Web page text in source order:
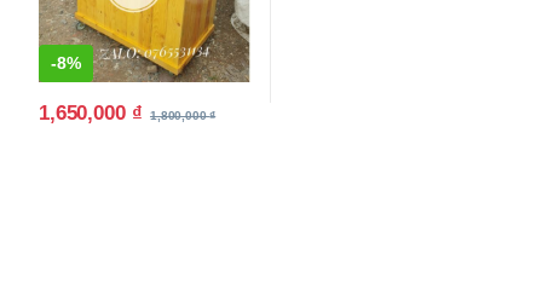
-8%
1,650,000 ₫ 1,800,000₫